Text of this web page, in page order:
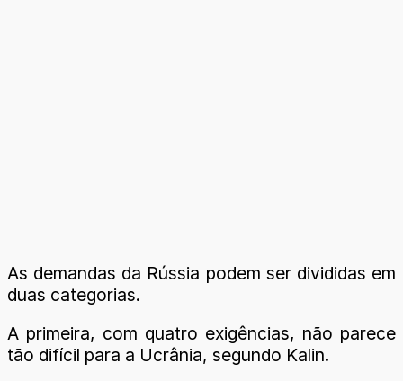
As demandas da Rússia podem ser divididas em
duas categorias.
A primeira, com quatro exigências, não parece
tão difícil para a Ucrânia, segundo Kalin.